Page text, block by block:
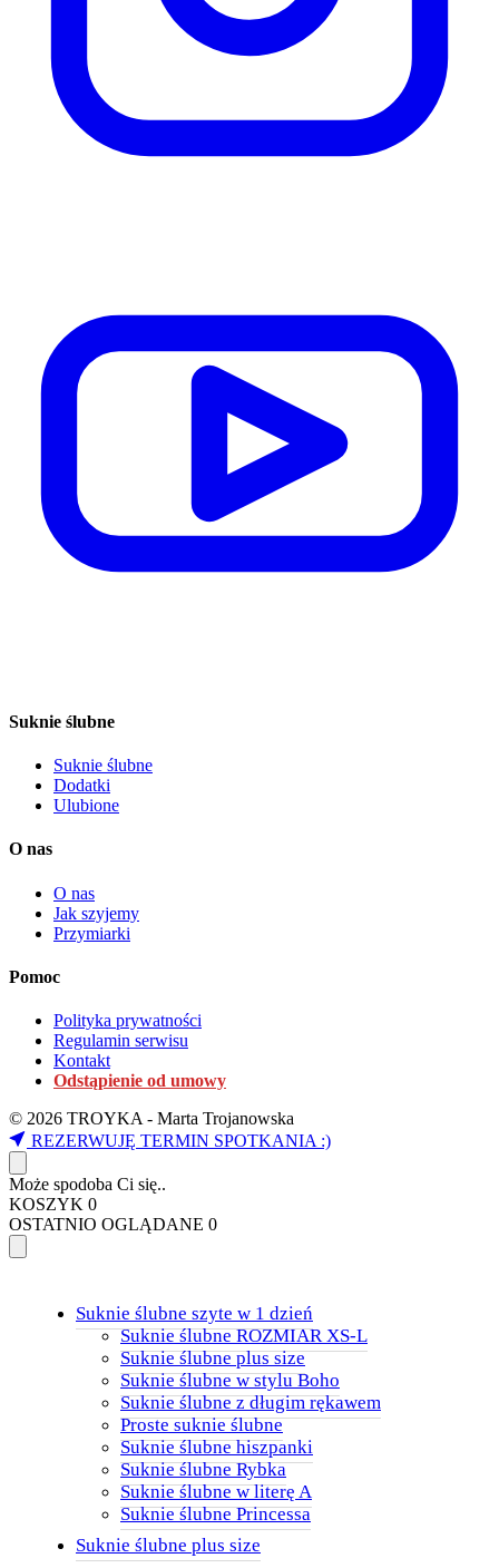
Suknie ślubne
Suknie ślubne
Dodatki
Ulubione
O nas
O nas
Jak szyjemy
Przymiarki
Pomoc
Polityka prywatności
Regulamin serwisu
Kontakt
Odstąpienie od umowy
© 2026 TROYKA - Marta Trojanowska
REZERWUJĘ TERMIN SPOTKANIA :)
Może spodoba Ci się..
KOSZYK 0
OSTATNIO OGLĄDANE 0
Suknie ślubne szyte w 1 dzień
Suknie ślubne ROZMIAR XS-L
Suknie ślubne plus size
Suknie ślubne w stylu Boho
Suknie ślubne z długim rękawem
Proste suknie ślubne
Suknie ślubne hiszpanki
Suknie ślubne Rybka
Suknie ślubne w literę A
Suknie ślubne Princessa
Suknie ślubne plus size